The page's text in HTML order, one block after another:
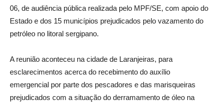
06, de audiência pública realizada pelo MPF/SE, com apoio do
Estado e dos 15 municípios prejudicados pelo vazamento do
petróleo no litoral sergipano.
A reunião aconteceu na cidade de Laranjeiras, para
esclarecimentos acerca do recebimento do auxílio
emergencial por parte dos pescadores e das marisqueiras
prejudicados com a situação do derramamento de óleo na